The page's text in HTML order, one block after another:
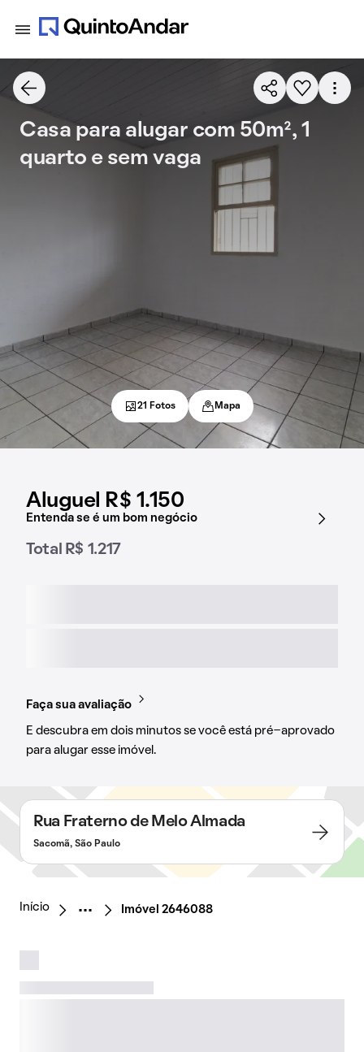
Aluguel R$ 1.150
Entenda se é um bom negócio
Total R$ 1.217
Faça sua avaliação
E descubra em dois minutos se você está pré-aprovado
para alugar esse imóvel.
Casa para alugar com 50m², 1
quarto e sem vaga
21 Fotos Mapa
Rua Fraterno de Melo Almada
Sacomã, São Paulo
Início Imóvel 2646088